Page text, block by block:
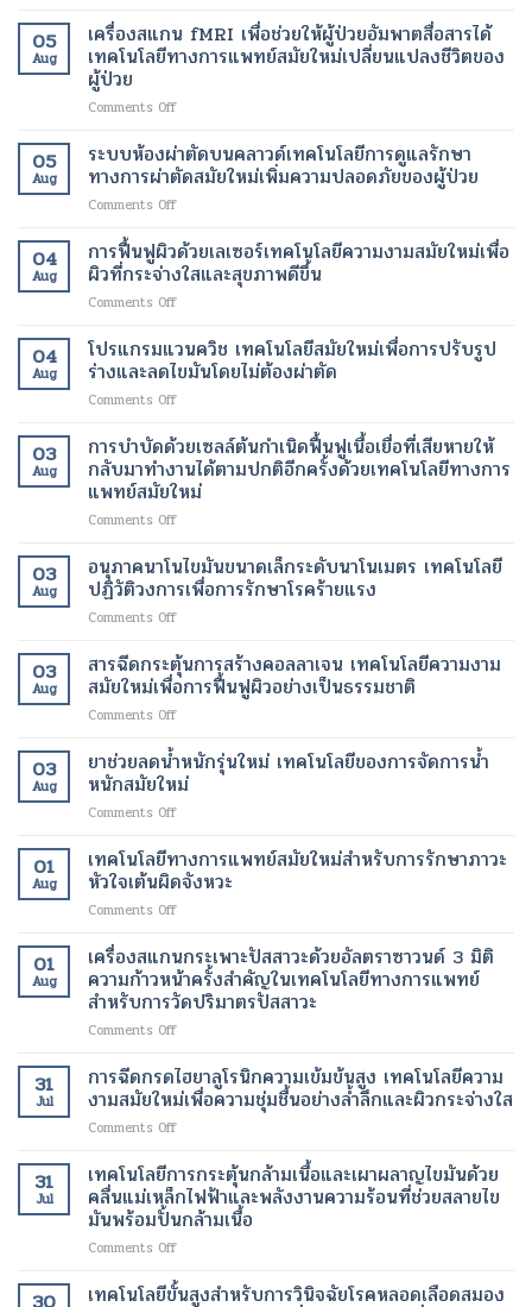
เทคโนโลยี
สมัย
ใหม่
ขา
สุขภาพ
ดี
และ
ขึ้น
อินฟราเรด
เพื่อ
ช่วย
ไข
เฉพาะ
จุด
และ
เร่ง
การ
เผา
เทคโนโลยี
สมัย
ใหม่
ลด
น้ำ
หนัก
05
Aug
เครื่องสแกน fMRI เพื่อช่วยให้ผู้ป่วยอัมพาตสื่อสารได้
เทคโนโลยีทางการแพทย์สมัยใหม่เปลี่ยนแปลงชีวิตของ
ผู้ป่วย
Comments Offon
สแกน
fMRI
เพื่อ
ช่วย
ผู้
ป่วย
เทคโนโลยี
ทางการ
เปลี่ยนแปลง
ชีวิต
ของ
ผู้
05
Aug
ระบบห้องผ่าตัดบนคลาวด์เทคโนโลยีการดูแลรักษา
ทางการผ่าตัดสมัยใหม่เพิ่มความปลอดภัยของผู้ป่วย
Comments Offon
ห้อง
ผ่าตัด
บน
คลา
เทคโนโลยี
การ
ผ่าตัด
สมัย
ใหม่
ของ
ผู้
ป่วย
04
Aug
การฟื้นฟูผิวด้วยเลเซอร์เทคโนโลยีความงามสมัยใหม่เพื่อ
ผิวที่กระจ่างใสและสุขภาพดีขึ้น
Comments Offon
ฟื้นฟู
ผิว
ด้วย
เลเซอร์
ความ
งาม
สมัย
ใหม่
เพื่อ
ที่
กระจ่าง
ดี
ขึ้น
04
Aug
โปรแกรมแวนควิช เทคโนโลยีสมัยใหม่เพื่อการปรับรูป
ร่างและลดไขมันโดยไม่ต้องผ่าตัด
Comments Offon
แก
รม
แวน
ควิช
เทคโนโลยี
ใหม่
เพื่อ
การ
ปรับ
ร่าง
และ
โดย
ไม่
ต้อง
03
Aug
การบำบัดด้วยเซลล์ต้นกำเนิดฟื้นฟูเนื้อเยื่อที่เสียหายให้
กลับมาทำงานได้ตามปกติอีกครั้งด้วยเทคโนโลยีทางการ
แพทย์สมัยใหม่
Comments Offon
บำบัด
ด้วย
เซลล์
ต้น
ฟื้นฟู
เนื้อเยื่อ
ให้
กลับ
ตาม
ปกติ
อีก
เทคโนโลยี
ทางการ
แพทย์
สมัย
03
Aug
อนุภาคนาโนไขมันขนาดเล็กระดับนาโนเมตร เทคโนโลยี
ปฏิวัติวงการเพื่อการรักษาโรคร้ายแรง
Comments Offon
นาโน
ไข
มัน
ขนาด
ระดับ
นาโน
วงการ
เพื่อ
ร้าย
แรง
03
Aug
สารฉีดกระตุ้นการสร้างคอลลาเจน เทคโนโลยีความงาม
สมัยใหม่เพื่อการฟื้นฟูผิวอย่างเป็นธรรมชาติ
Comments Offon
ฉีด
กระตุ้น
การ
สร้าง
ล
ลา
งาม
สมัย
ใหม่
ผิว
อย่าง
เป็น
03
Aug
ยาช่วยลดน้ำหนักรุ่นใหม่ เทคโนโลยีของการจัดการน้ำ
หนักสมัยใหม่
Comments Offon
ช่วย
ลด
น้ำ
หนัก
ใหม่
เทคโนโลยี
ของ
การ
จัดการ
หนัก
สมัย
01
Aug
เทคโนโลยีทางการแพทย์สมัยใหม่สำหรับการรักษาภาวะ
หัวใจเต้นผิดจังหวะ
Comments Offon
ทางการ
แพทย์
สมัย
ใหม่
สำหรับ
รักษา
ภาวะ
หัวใจ
เต้น
จังหวะ
01
Aug
เครื่องสแกนกระเพาะปัสสาวะด้วยอัลตราซาวนด์ 3 มิติ
ความก้าวหน้าครั้งสำคัญในเทคโนโลยีทางการแพทย์
สำหรับการวัดปริมาตรปัสสาวะ
Comments Offon
สแกน
กระเพาะ
ปัสสาวะ
ด้วย
ซา
วนด์
3
มิติ
ความ
ครั้ง
31
Jul
การฉีดกรดไฮยาลูโรนิกความเข้มข้นสูง เทคโนโลยีความ
งามสมัยใหม่เพื่อความชุ่มชื้นอย่างล้ำลึกและผิวกระจ่างใส
Comments Offon
ฉีด
กรด
ไฮ
ยา
ลู
นิก
31
Jul
เทคโนโลยีการกระตุ้นกล้ามเนื้อและเผาผลาญไขมันด้วย
คลื่นแม่เหล็กไฟฟ้าและพลังงานความร้อนที่ช่วยสลายไข
มันพร้อมปั้นกล้ามเนื้อ
Comments Offon
การก
เทคโนโลยีขั้นสูงสำหรับการวินิจฉัยโรคหลอดเลือดสมอง